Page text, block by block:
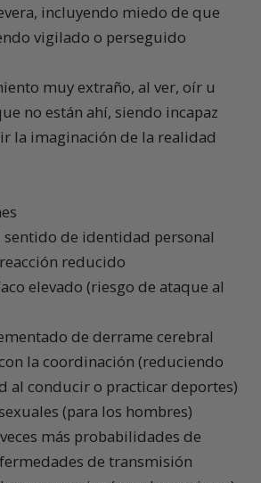
incluyendo miedo de que
vigilado o perseguido
muy extraño, al ver, oír u
no están ahí, siendo incapaz
la imaginación de la realidad
sentido de identidad personal
reducido
elevado (riesgo de ataque al
de derrame cerebral
la coordinación (reduciendo
al conducir o practicar deportes)
(para los hombres)
más probabilidades de
de transmisión